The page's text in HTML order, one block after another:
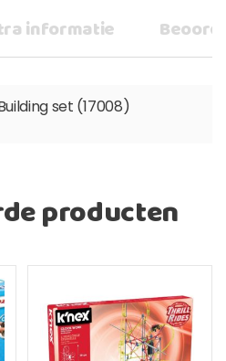
informatie
set (17008)
producten